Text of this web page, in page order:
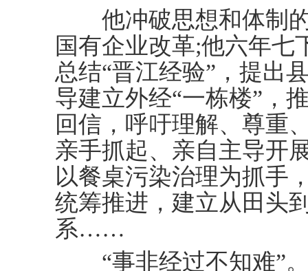
他冲破思想和体制的
国有企业改革;他六年七
总结“晋江经验”，提出
导建立外经“一栋楼”，
回信，呼吁理解、尊重
亲手抓起、亲自主导开
以餐桌污染治理为抓手
统筹推进，建立从田头
系……
“事非经过不知难”。